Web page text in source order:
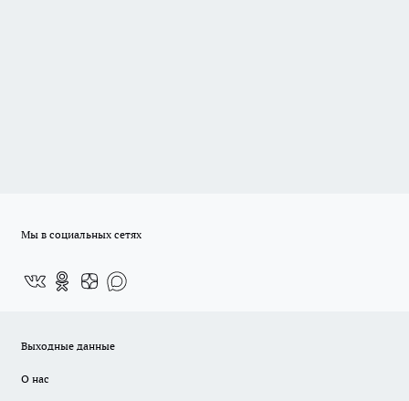
Мы в социальных сетях
Выходные данные
О нас